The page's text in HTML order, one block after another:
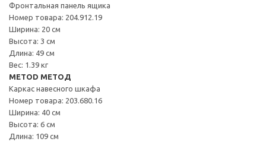
Фронтальная панель ящика
Номер товара: 204.912.19
Ширина: 20 см
Высота: 3 см
Длина: 49 см
Вес: 1.39 кг
METOD МЕТОД
Каркас навесного шкафа
Номер товара: 203.680.16
Ширина: 40 см
Высота: 6 см
Длина: 109 см